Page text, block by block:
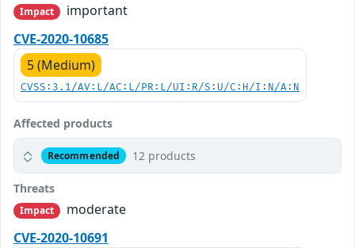
Impact
important
CVE-2020-10685
5 (Medium)
CVSS:3.1/AV:L/AC:L/PR:L/UI:R/S:U/C:H/I:N/A:N
Affected products
Recommended 12 products
Threats
Impact
moderate
CVE-2020-10691